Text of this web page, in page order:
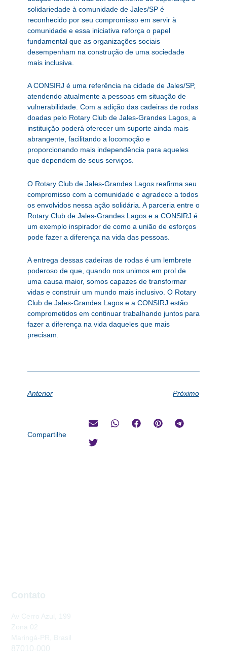
solidariedade à comunidade de Jales/SP é
reconhecido por seu compromisso em servir à
comunidade e essa iniciativa reforça o papel
fundamental que as organizações sociais
desempenham na construção de uma sociedade
mais inclusiva.
A CONSIRJ é uma referência na cidade de Jales/SP,
atendendo atualmente a pessoas em situação de
vulnerabilidade. Com a adição das cadeiras de rodas
doadas pelo Rotary Club de Jales-Grandes Lagos, a
instituição poderá oferecer um suporte ainda mais
abrangente, facilitando a locomoção e
proporcionando mais independência para aqueles
que dependem de seus serviços.
O Rotary Club de Jales-Grandes Lagos reafirma seu
compromisso com a comunidade e agradece a todos
os envolvidos nessa ação solidária. A parceria entre o
Rotary Club de Jales-Grandes Lagos e a CONSIRJ é
um exemplo inspirador de como a união de esforços
pode fazer a diferença na vida das pessoas.
A entrega dessas cadeiras de rodas é um lembrete
poderoso de que, quando nos unimos em prol de
uma causa maior, somos capazes de transformar
vidas e construir um mundo mais inclusivo. O Rotary
Club de Jales-Grandes Lagos e a CONSIRJ estão
comprometidos em continuar trabalhando juntos para
fazer a diferença na vida daqueles que mais
precisam.
Anterior Próximo
Compartilhe
Contato
Av Cerro Azul, 199
Zona 02
Maringá-PR, Brasil
87010-000